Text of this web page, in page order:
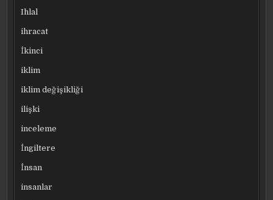
Ihlal
ihracat
İkinci
iklim
iklim değişikliği
ilişki
inceleme
İngiltere
İnsan
insanlar